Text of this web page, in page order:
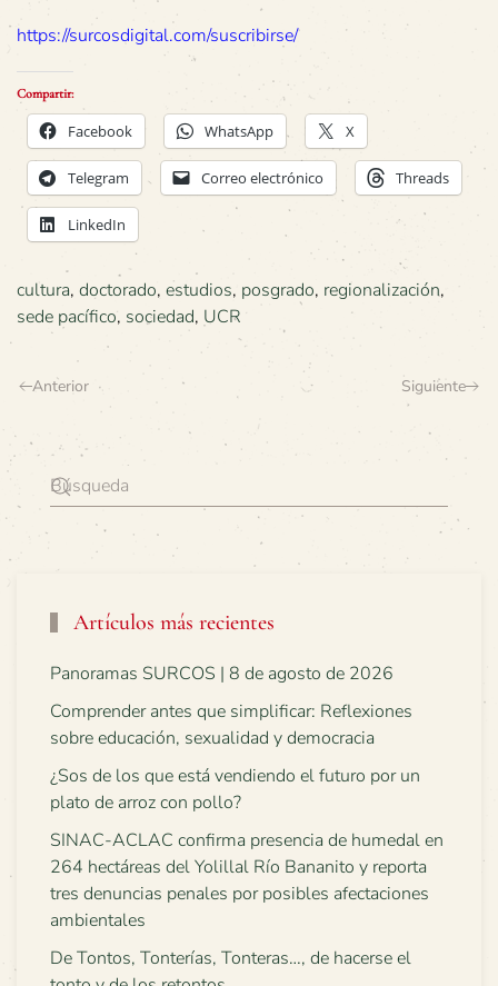
https://surcosdigital.com/suscribirse/
Compartir:
Facebook WhatsApp X
Telegram Correo electrónico Threads
LinkedIn
cultura, doctorado, estudios, posgrado, regionalización,
sede pacífico, sociedad, UCR
Anterior Siguiente
Artículos más recientes
Panoramas SURCOS | 8 de agosto de 2026
Comprender antes que simplificar: Reflexiones
sobre educación, sexualidad y democracia
¿Sos de los que está vendiendo el futuro por un
plato de arroz con pollo?
SINAC-ACLAC confirma presencia de humedal en
264 hectáreas del Yolillal Río Bananito y reporta
tres denuncias penales por posibles afectaciones
ambientales
De Tontos, Tonterías, Tonteras…, de hacerse el